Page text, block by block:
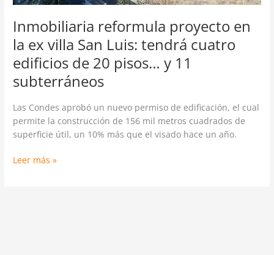
Inmobiliaria reformula proyecto en
la ex villa San Luis: tendrá cuatro
edificios de 20 pisos… y 11
subterráneos
Las Condes aprobó un nuevo permiso de edificación, el cual
permite la construcción de 156 mil metros cuadrados de
superficie útil, un 10% más que el visado hace un año.
de
20
pisos…
11
subterráneos
Leer más »